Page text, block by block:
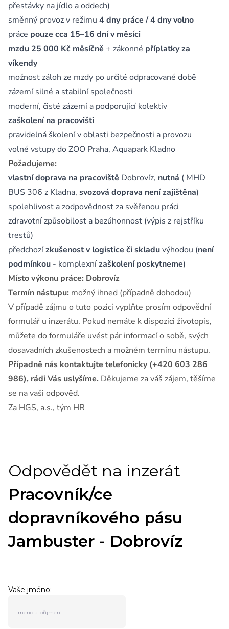
přestávky na jídlo a oddech)
směnný provoz v režimu 4 dny práce / 4 dny volno
práce pouze cca 15–16 dní v měsíci
mzdu 25 000 Kč měsíčně + zákonné příplatky za
víkendy
možnost záloh ze mzdy po určité odpracované době
zázemí silné a stabilní společnosti
moderní, čisté zázemí a podporující kolektiv
zaškolení na pracovišti
pravidelná školení v oblasti bezpečnosti a provozu
volné vstupy do ZOO Praha, Aquapark Kladno
Požadujeme:
vlastní doprava na pracoviště Dobrovíz, nutná ( MHD
BUS 306 z Kladna, svozová doprava není zajištěna)
spolehlivost a zodpovědnost za svěřenou práci
zdravotní způsobilost a bezúhonnost (výpis z rejstříku
trestů)
předchozízkušenost v logistice či skladuvýhodou (není
podmínkou - komplexnízaškolení poskytneme)
Místo výkonu práce: Dobrovíz
Termín nástupu: možný ihned (případně dohodou)
V případě zájmu o tuto pozici vyplňte prosím odpovědní
formulář u inzerátu. Pokud nemáte k dispozici životopis,
můžete do formuláře uvést pár informací o sobě, svých
dosavadních zkušenostech a možném termínu nástupu.
Případně nás kontaktujte telefonicky (+420 603 286
986), rádi Vás uslyšíme. Děkujeme za váš zájem, těšíme
se na vaši odpověď.
Za HGS, a.s., tým HR